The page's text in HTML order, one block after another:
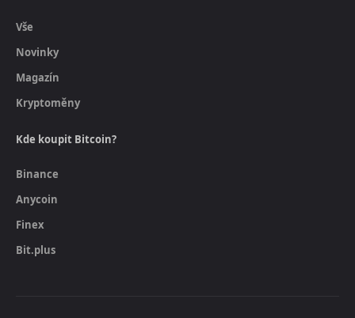
Vše
Novinky
Magazín
Kryptoměny
Kde koupit Bitcoin?
Binance
Anycoin
Finex
Bit.plus